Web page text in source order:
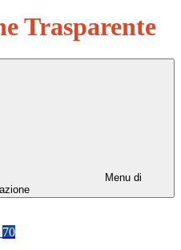
Trasparente
Menu di
70